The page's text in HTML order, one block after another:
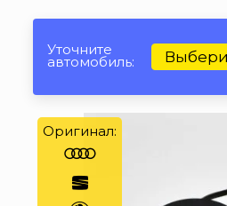
Уточните
автомобиль:
Оригинал: